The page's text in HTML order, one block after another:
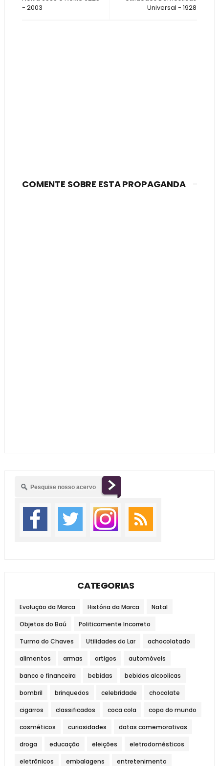
Universal - 1928
- 2003
COMENTE SOBRE ESTA PROPAGANDA
CATEGORIAS
Evolução da Marca História da Marca Natal
Objetos do Baú Politicamente Incorreto
Turma do Chaves Utilidades do Lar achocolatado
alimentos armas artigos automóveis
banco e financeira bebidas bebidas alcoolicas
bombril brinquedos celebridade chocolate
cigarros classificados coca cola copa do mundo
cosméticos curiosidades datas comemorativas
droga educação eleições eletrodomésticos
eletrônicos embalagens entretenimento